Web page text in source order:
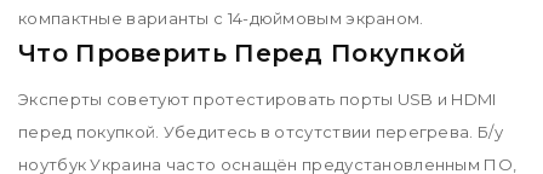
компактные варианты с 14-дюймовым экраном.
Что Проверить Перед Покупкой
Эксперты советуют протестировать порты USB и HDMI
перед покупкой. Убедитесь в отсутствии перегрева. Б/у
ноутбук Украина часто оснащён предустановленным ПО,